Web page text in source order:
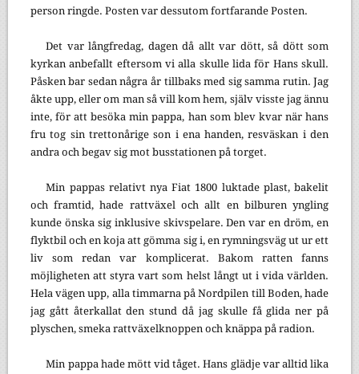
person ringde. Posten var dessutom fortfarande Posten.
Det var långfredag, dagen då allt var dött, så dött som
kyrkan anbefallt eftersom vi alla skulle lida för Hans skull.
Påsken bar sedan några år tillbaks med sig samma rutin. Jag
åkte upp, eller om man så vill kom hem, själv visste jag ännu
inte, för att besöka min pappa, han som blev kvar när hans
fru tog sin trettonårige son i ena handen, resväskan i den
andra och begav sig mot busstationen på torget.
Min pappas relativt nya Fiat 1800 luktade plast, bakelit
och framtid, hade rattväxel och allt en bilburen yngling
kunde önska sig inklusive skivspelare. Den var en dröm, en
flyktbil och en koja att gömma sig i, en rymningsväg ut ur ett
liv som redan var komplicerat. Bakom ratten fanns
möjligheten att styra vart som helst långt ut i vida världen.
Hela vägen upp, alla timmarna på Nordpilen till Boden, hade
jag gått återkallat den stund då jag skulle få glida ner på
plyschen, smeka rattväxelknoppen och knäppa på radion.
Min pappa hade mött vid tåget. Hans glädje var alltid lika